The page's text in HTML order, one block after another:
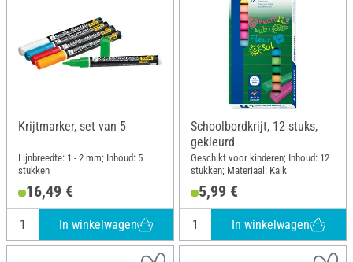
Krijtmarker, set van 5
Lijnbreedte: 1 - 2 mm; Inhoud: 5
stukken
16,49 €
In winkelwagen
Schoolbordkrijt, 12 stuks,
gekleurd
Geschikt voor kinderen; Inhoud: 12
stukken; Materiaal: Kalk
5,99 €
In winkelwagen